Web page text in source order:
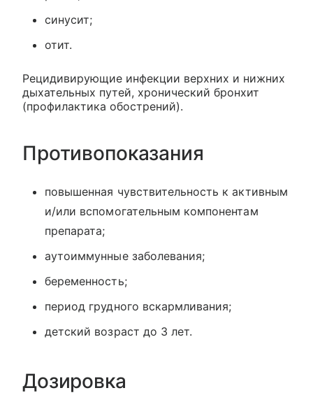
синусит;
отит.
Рецидивирующие инфекции верхних и нижних
дыхательных путей, хронический бронхит
(профилактика обострений).
Противопоказания
повышенная чувствительность к активным
и/или вспомогательным компонентам
препарата;
аутоиммунные заболевания;
беременность;
период грудного вскармливания;
детский возраст до 3 лет.
Дозировка